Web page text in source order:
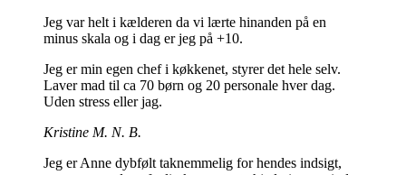
Jeg var helt i kælderen da vi lærte hinanden på en
minus skala og i dag er jeg på +10.
Jeg er min egen chef i køkkenet, styrer det hele selv.
Laver mad til ca 70 børn og 20 personale hver dag.
Uden stress eller jag.
Kristine M. N. B.
Jeg er Anne dybfølt taknemmelig for hendes indsigt,